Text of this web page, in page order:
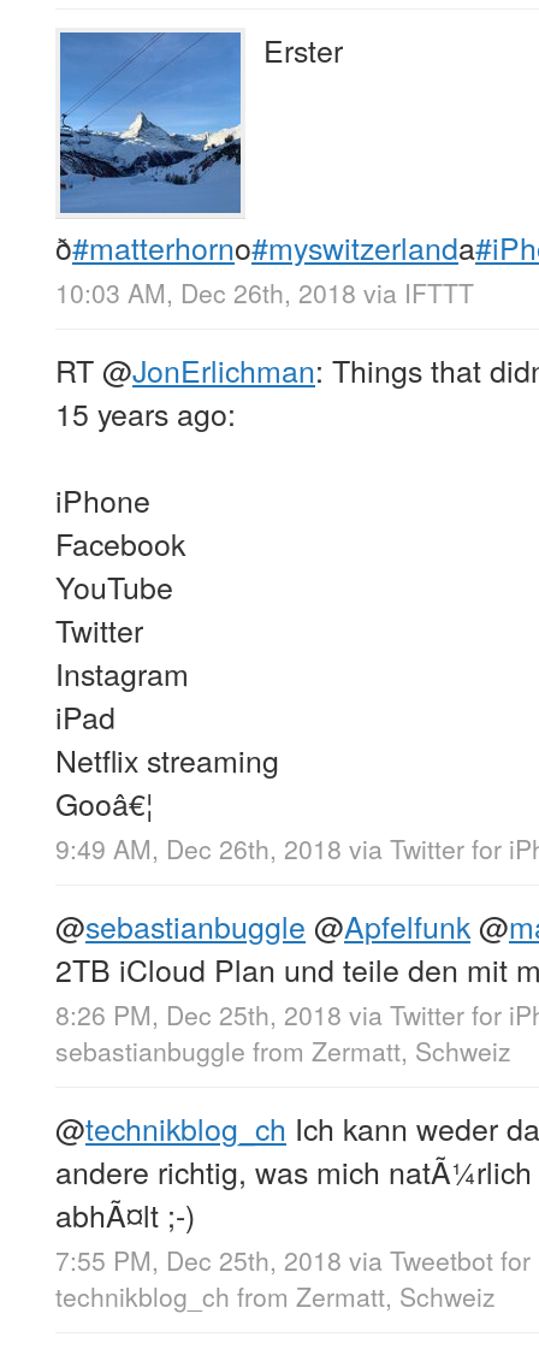
Erster
ð#matterhorno#myswitzerlanda
10:03 AM, Dec 26th, 2018 via IFTTT
RT@JonErlichman: Things that
15 years ago:
iPhone
Facebook
YouTube
Twitter
Instagram
iPad
Netflix streaming
Gooâ€¦
9:49 AM, Dec 26th, 2018 via Twitter for
@sebastianbuggle @Apfelfunk@
2TB iCloud Plan und teile den mit
8:26 PM, Dec 25th, 2018 via Twitter for
sebastianbuggle from Zermatt, Schweiz
@technikblog_ch Ich kann weder
andere richtig, was mich
abhÃ¤lt ;-)
7:55 PM, Dec 25th, 2018 via Tweetbot for
technikblog_ch from Zermatt, Schweiz